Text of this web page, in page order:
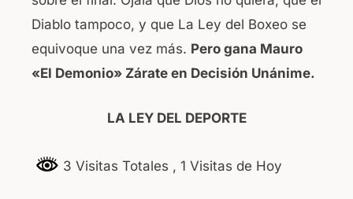
Diablo tampoco, y que La Ley del Boxeo se
equivoque una vez más. Pero gana Mauro
«El Demonio» Zárate en Decisión Unánime.
LA LEY DEL DEPORTE
3 Visitas Totales , 1 Visitas de Hoy